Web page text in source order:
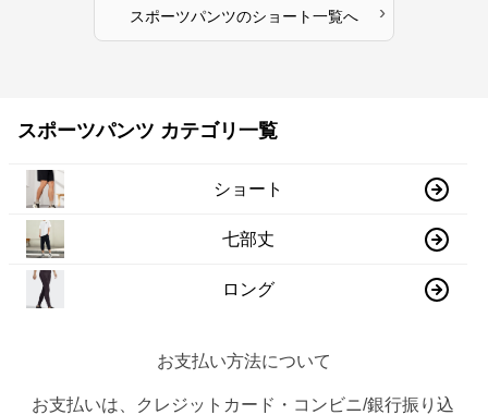
スポーツパンツのショート一覧へ ›
スポーツパンツ カテゴリ一覧
ショート
七部丈
ロング
お支払い方法について
お支払いは、クレジットカード・コンビニ/銀行振り込